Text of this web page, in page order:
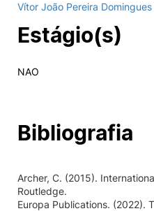
Vítor João Pereira
Estágio(s)
NAO
Bibliografia
Archer, C. (2015).
Routledge.
Europa Publications. (2022).